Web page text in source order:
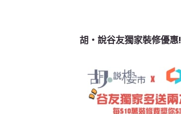
胡‧說谷友獨家裝修優惠!